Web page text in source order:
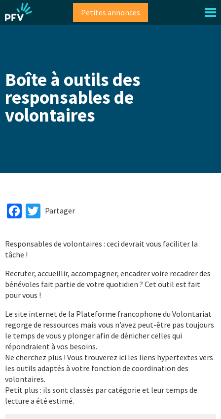
au
contenu
Petites annonces
Boîte à outils des
responsables de
volontaires
FacebookTwitter
Partager
Responsables de volontaires : ceci devrait vous faciliter la
tâche !
Recruter, accueillir, accompagner, encadrer voire recadrer des
bénévoles fait partie de votre quotidien ? Cet outil est fait
pour vous !
Le site internet de la Plateforme francophone du Volontariat
regorge de ressources mais vous n’avez peut-être pas toujours
le temps de vous y plonger afin de dénicher celles qui
répondraient à vos besoins.
Ne cherchez plus ! Vous trouverez ici les liens hypertextes vers
les outils adaptés à votre fonction de coordination des
volontaires.
Petit plus : ils sont classés par catégorie et leur temps de
lecture a été estimé.